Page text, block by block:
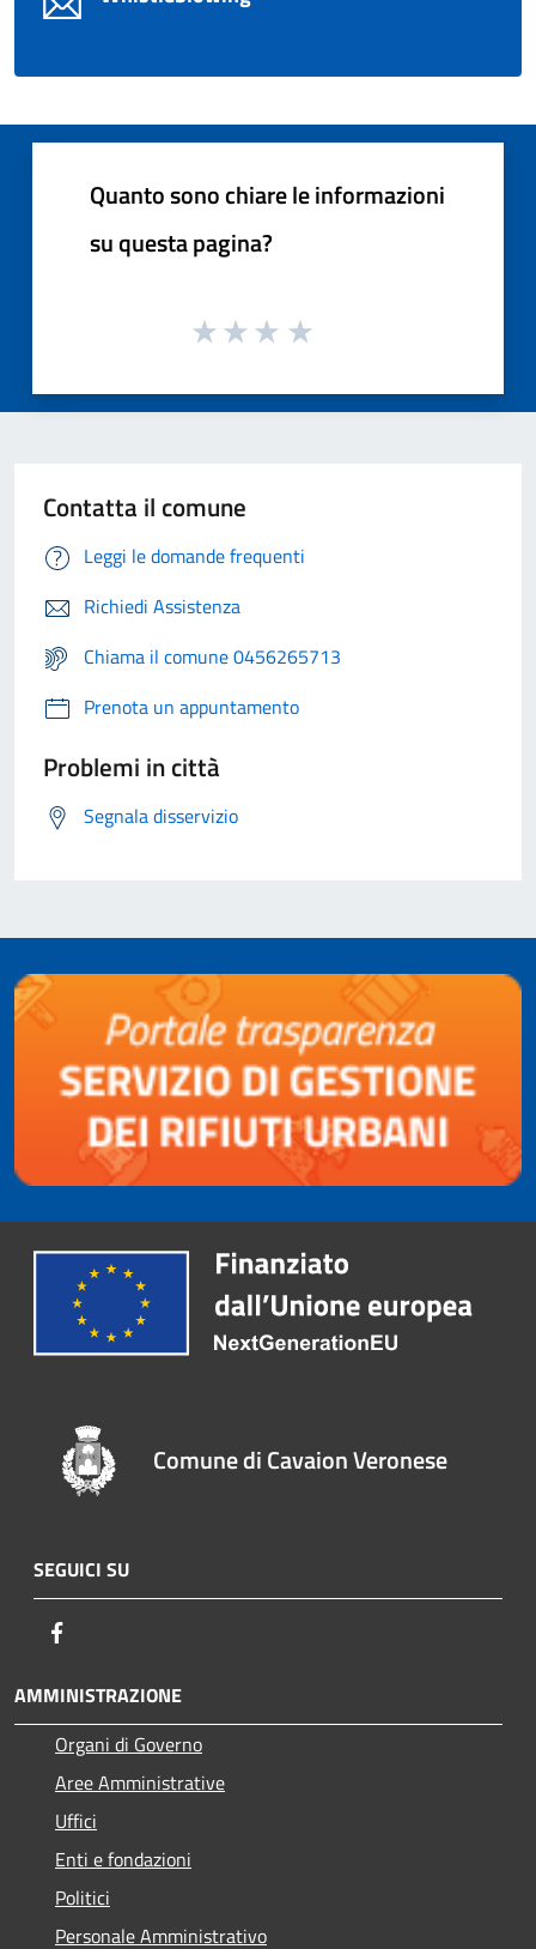
Quanto sono chiare le informazioni
su questa pagina?
Contatta il comune
Leggi le domande frequenti
Richiedi Assistenza
Chiama il comune 0456265713
Prenota un appuntamento
Problemi in città
Segnala disservizio
Comune di Cavaion Veronese
SEGUICI SU
AMMINISTRAZIONE
Organi di Governo
Aree Amministrative
Uffici
Enti e fondazioni
Politici
Personale Amministrativo